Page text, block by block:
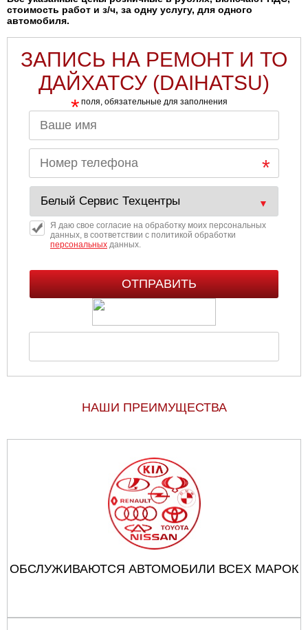
стоимость работ и з/ч, за одну услугу, для одного
автомобиля.
ЗАПИСЬ НА РЕМОНТ И ТО
ДАЙХАТСУ (DAIHATSU)
* поля, обязательные для заполнения
Я даю свое согласие на обработку моих персональных
данных, в соответствии с политикой обработки
персональныхданных.
НАШИ ПРЕИМУЩЕСТВА
ОБСЛУЖИВАЮТСЯ АВТОМОБИЛИ ВСЕХ МАРОК